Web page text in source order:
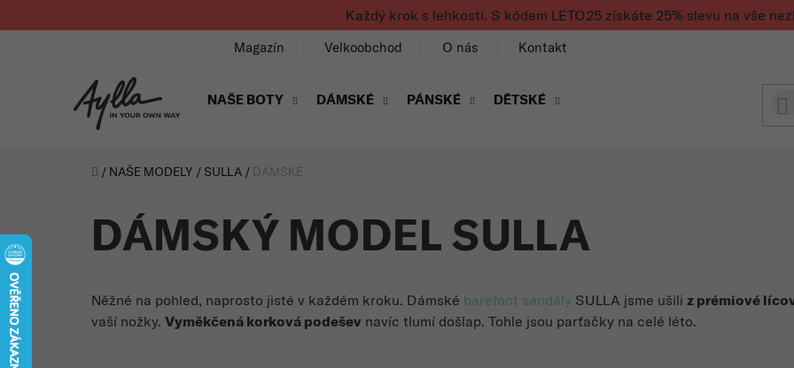
Každý krok s lehkostí. S kódem LETO25 získáte 25% slevu na vše
Magazín Velkoobchod O nás Kontakt
NAŠE BOTY DÁMSKÉ PÁNSKÉ DĚTSKÉ
Úvod
/ NAŠE MODELY / SULLA / DÁMSKÉ
DÁMSKÝ MODEL SULLA
Něžné na pohled, naprosto jisté v každém kroku. Dámské barefoot sandály SULLA jsme ušili z prémiové
vaší nožky. Vyměkčená korková podešev navíc tlumí došlap. Tohle jsou parťačky na celé léto.